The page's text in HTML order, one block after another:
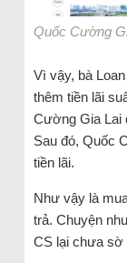
Quốc Cường
Vì vậy, bà
thêm tiền lãi
Cường Gia Lai
Sau đó, Quốc
tiền lãi.
Như vậy là
trả. Chuyện
CS lại chưa sờ